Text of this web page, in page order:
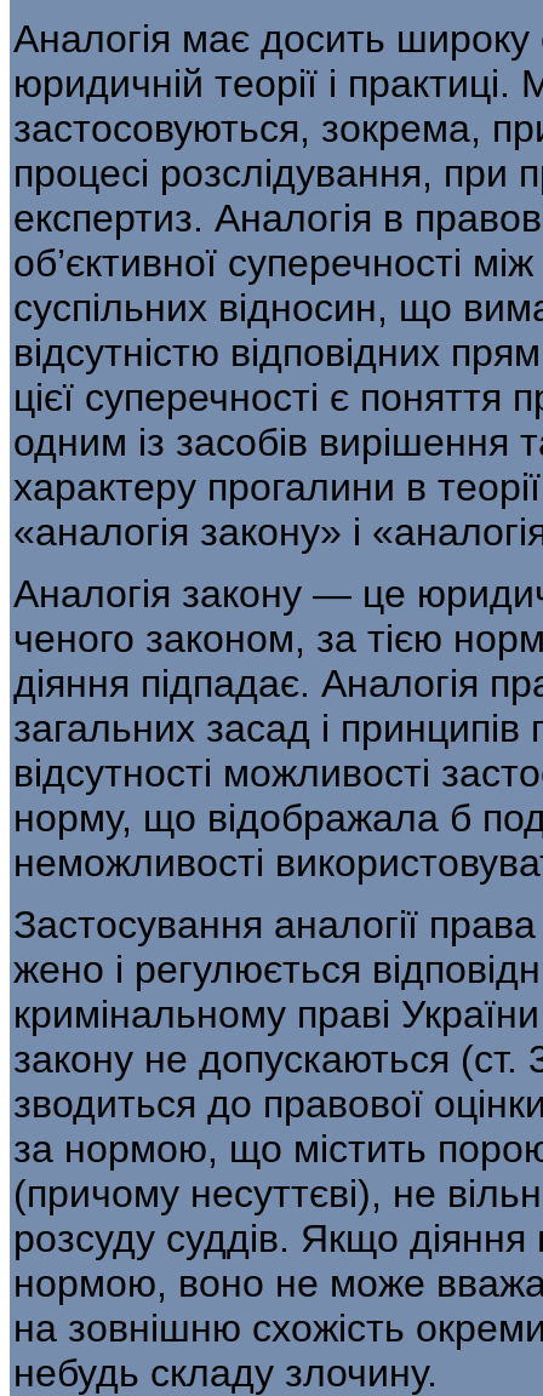
Аналогія має досить
юридичній теорії і
застосовуються, зок­рема,
процесі розслідування, при
експертиз. Аналогія в
об’єктивної суперечності
суспільних відносин, що
відсутністю відповідних
цієї суперечності є поняття
одним із засобів вирішення
характеру прогалини в
«ана­логія закону» і
Аналогія закону — це
ченого законом, за тією
діян­ня підпадає. Аналогія
загальних за­сад і
відсутності можли­вості
норму, що відображала б
неможливості
Застосування аналогії
жено і регулюється
кримінальному праві
закону не допускаються
зводиться до правової
за нормою, що містить
(причому несуттєві), не
розсуду суддів. Якщо
нормою, воно не може
на зовнішню схожість
небудь складу злочину.